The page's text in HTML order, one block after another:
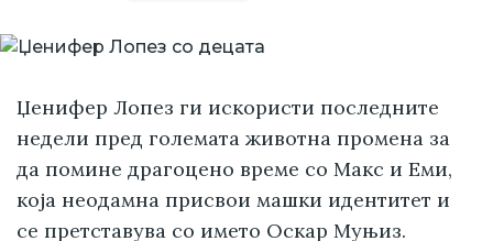
Џенифер Лопез ги искористи последните
недели пред големата животна промена за
да помине драгоцено време со Макс и Еми,
која неодамна присвои машки идентитет и
се претставува со името Оскар Муњиз.